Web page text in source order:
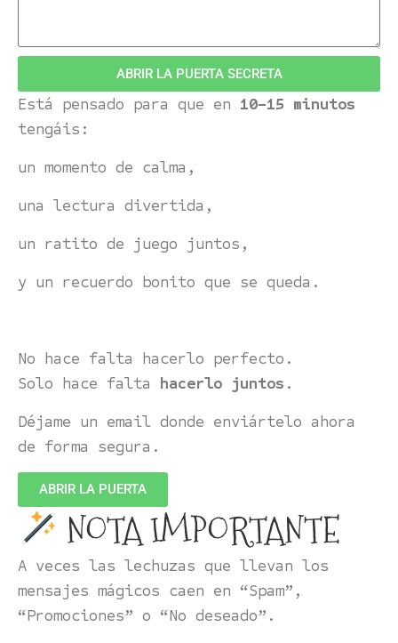
ABRIR LA PUERTA SECRETA
Está pensado para que en 10–15 minutos
tengáis:
un momento de calma,
una lectura divertida,
un ratito de juego juntos,
y un recuerdo bonito que se queda.
No hace falta hacerlo perfecto.
Solo hace falta hacerlo juntos .
Déjame un email donde enviártelo ahora
de forma segura.
ABRIR LA PUERTA
NOTA IMPORTANTE
A veces las lechuzas que llevan los
mensajes mágicos caen en “Spam”,
“Promociones” o “No deseado”.